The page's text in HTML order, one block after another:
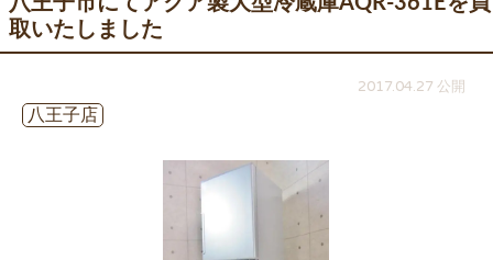
取いたしました
2017.04.27 公開
八王子店